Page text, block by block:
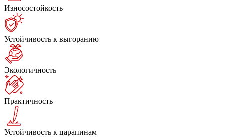
Износостойкость
Устойчивость к выгоранию
Экологичность
Практичность
Устойчивость к царапинам